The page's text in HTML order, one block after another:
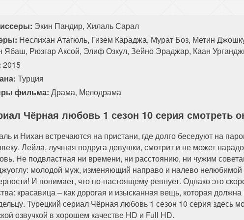
94 серия 95 серия 96 серия
104 серия 105 серия 106 серия 107 серия
114 серия
Экин Пандир, Хилаль Сарал
Неслихан Атагюль, Гизем Караджа, Мурат Боз, Метин
Ябаш, Рюзгар Аксой, Элиф Озкул, Зейно Эраджар, Каан
2015
Турция
фильма: Драма, Мелодрама
Чёрная любовь 1 сезон 10 серия смотреть
и Нихан встречаются на пристани, где долго беседуют на
Лейла, лучшая подруга девушки, смотрит и не может
Не подвластная ни времени, ни расстоянию, ни чужим
молодой муж, изменяющий направо и налево
И понимает, что по-настоящему ревнует. Однако это
красавица – как дорогая и изысканная вещь, которая
Турецкий сериал Чёрная любовь 1 сезон 10 серия здесь
озвучкой в хорошем качестве HD и Full HD.